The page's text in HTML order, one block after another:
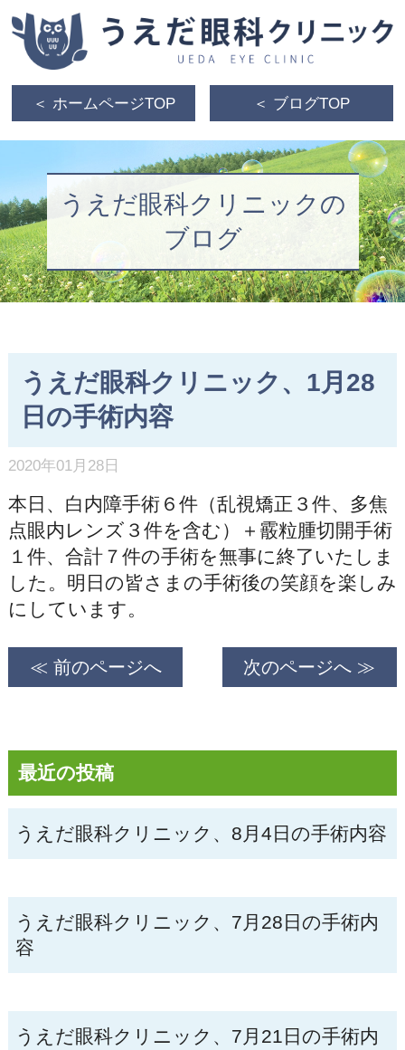
＜ ホームページTOP ＜ ブログTOP
うえだ眼科クリニックの
ブログ
最近の投稿
うえだ眼科クリニック、8月4日の手術内容
うえだ眼科クリニック、7月28日の手術内
容
うえだ眼科クリニック、7月21日の手術内
うえだ眼科クリニック、1月28
日の手術内容
2020年01月28日
本日、白内障手術６件（乱視矯正３件、多焦
点眼内レンズ３件を含む）＋霰粒腫切開手術
１件、合計７件の手術を無事に終了いたしま
した。明日の皆さまの手術後の笑顔を楽しみ
にしています。
≪ 前のページへ 次のページへ ≫